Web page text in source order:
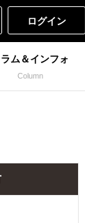
ログイン
ラム＆インフォ
Column